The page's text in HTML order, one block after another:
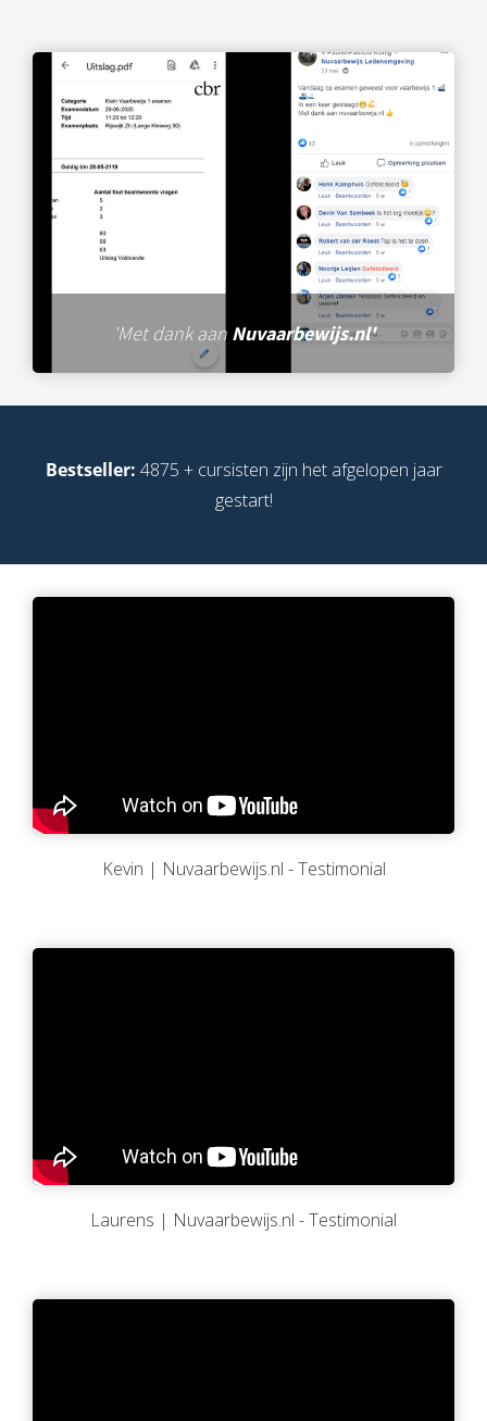
'Met dank aan Nuvaarbewijs.nl'
Bestseller: 4875 + cursisten zijn het afgelopen jaar
gestart!
Kevin | Nuvaarbewijs.nl - Testimonial
Laurens | Nuvaarbewijs.nl - Testimonial